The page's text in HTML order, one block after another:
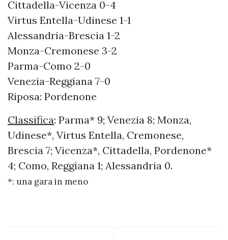
Cittadella-Vicenza 0-4
Virtus Entella-Udinese 1-1
Alessandria-Brescia 1-2
Monza-Cremonese 3-2
Parma-Como 2-0
Venezia-Reggiana 7-0
Riposa: Pordenone
Classifica: Parma* 9; Venezia 8; Monza,
Udinese*, Virtus Entella, Cremonese,
Brescia 7; Vicenza*, Cittadella, Pordenone*
4; Como, Reggiana 1; Alessandria 0.
*: una gara in meno